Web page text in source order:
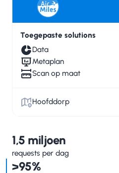
Toegepaste solutions
Data
Metaplan
Scan op maat
Hoofddorp
1,5 miljoen
requests per dag
>95%